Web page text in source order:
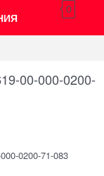
0
00-000-0200-